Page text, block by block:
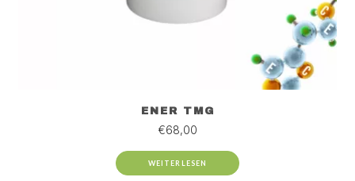
ENER TMG
€68,00
WEITERLESEN